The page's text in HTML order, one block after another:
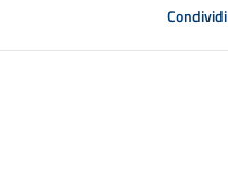
Condividi